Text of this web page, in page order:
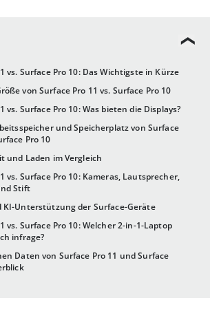
vs. Surface Pro 10: Das Wichtigste in Kürze
von Surface Pro 11 vs. Surface Pro 10
vs. Surface Pro 10: Was bieten die Displays?
und Speicherplatz von Surface
Pro 10
und Laden im Vergleich
vs. Surface Pro 10: Kameras, Lautsprecher,
Stift
KI-Unterstützung der Surface-Geräte
vs. Surface Pro 10: Welcher 2-in-1-Laptop
infrage?
Daten von Surface Pro 11 und Surface